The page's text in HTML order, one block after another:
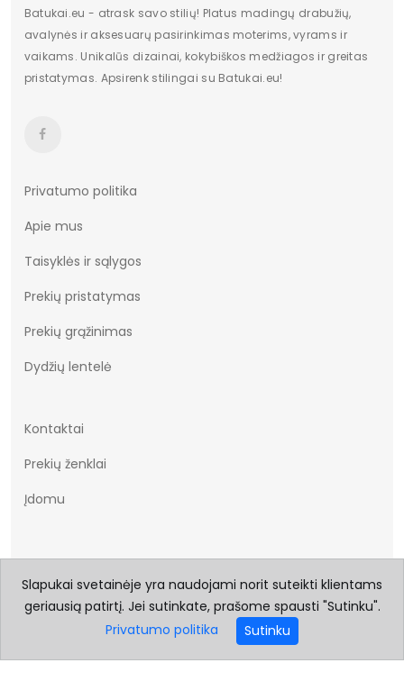
Batukai.eu - atrask savo stilių! Platus madingų drabužių,
avalynės ir aksesuarų pasirinkimas moterims, vyrams ir
vaikams. Unikalūs dizainai, kokybiškos medžiagos ir greitas
pristatymas. Apsirenk stilingai su Batukai.eu!
Privatumo politika
Apie mus
Taisyklės ir sąlygos
Prekių pristatymas
Prekių grąžinimas
Dydžių lentelė
Kontaktai
Prekių ženklai
Įdomu
© 2026 Visos teisės saugomos Batukai.eu
Slapukai svetainėje yra naudojami norit suteikti klientams
geriausią patirtį. Jei sutinkate, prašome spausti "Sutinku".
Privatumo politika
Sutinku